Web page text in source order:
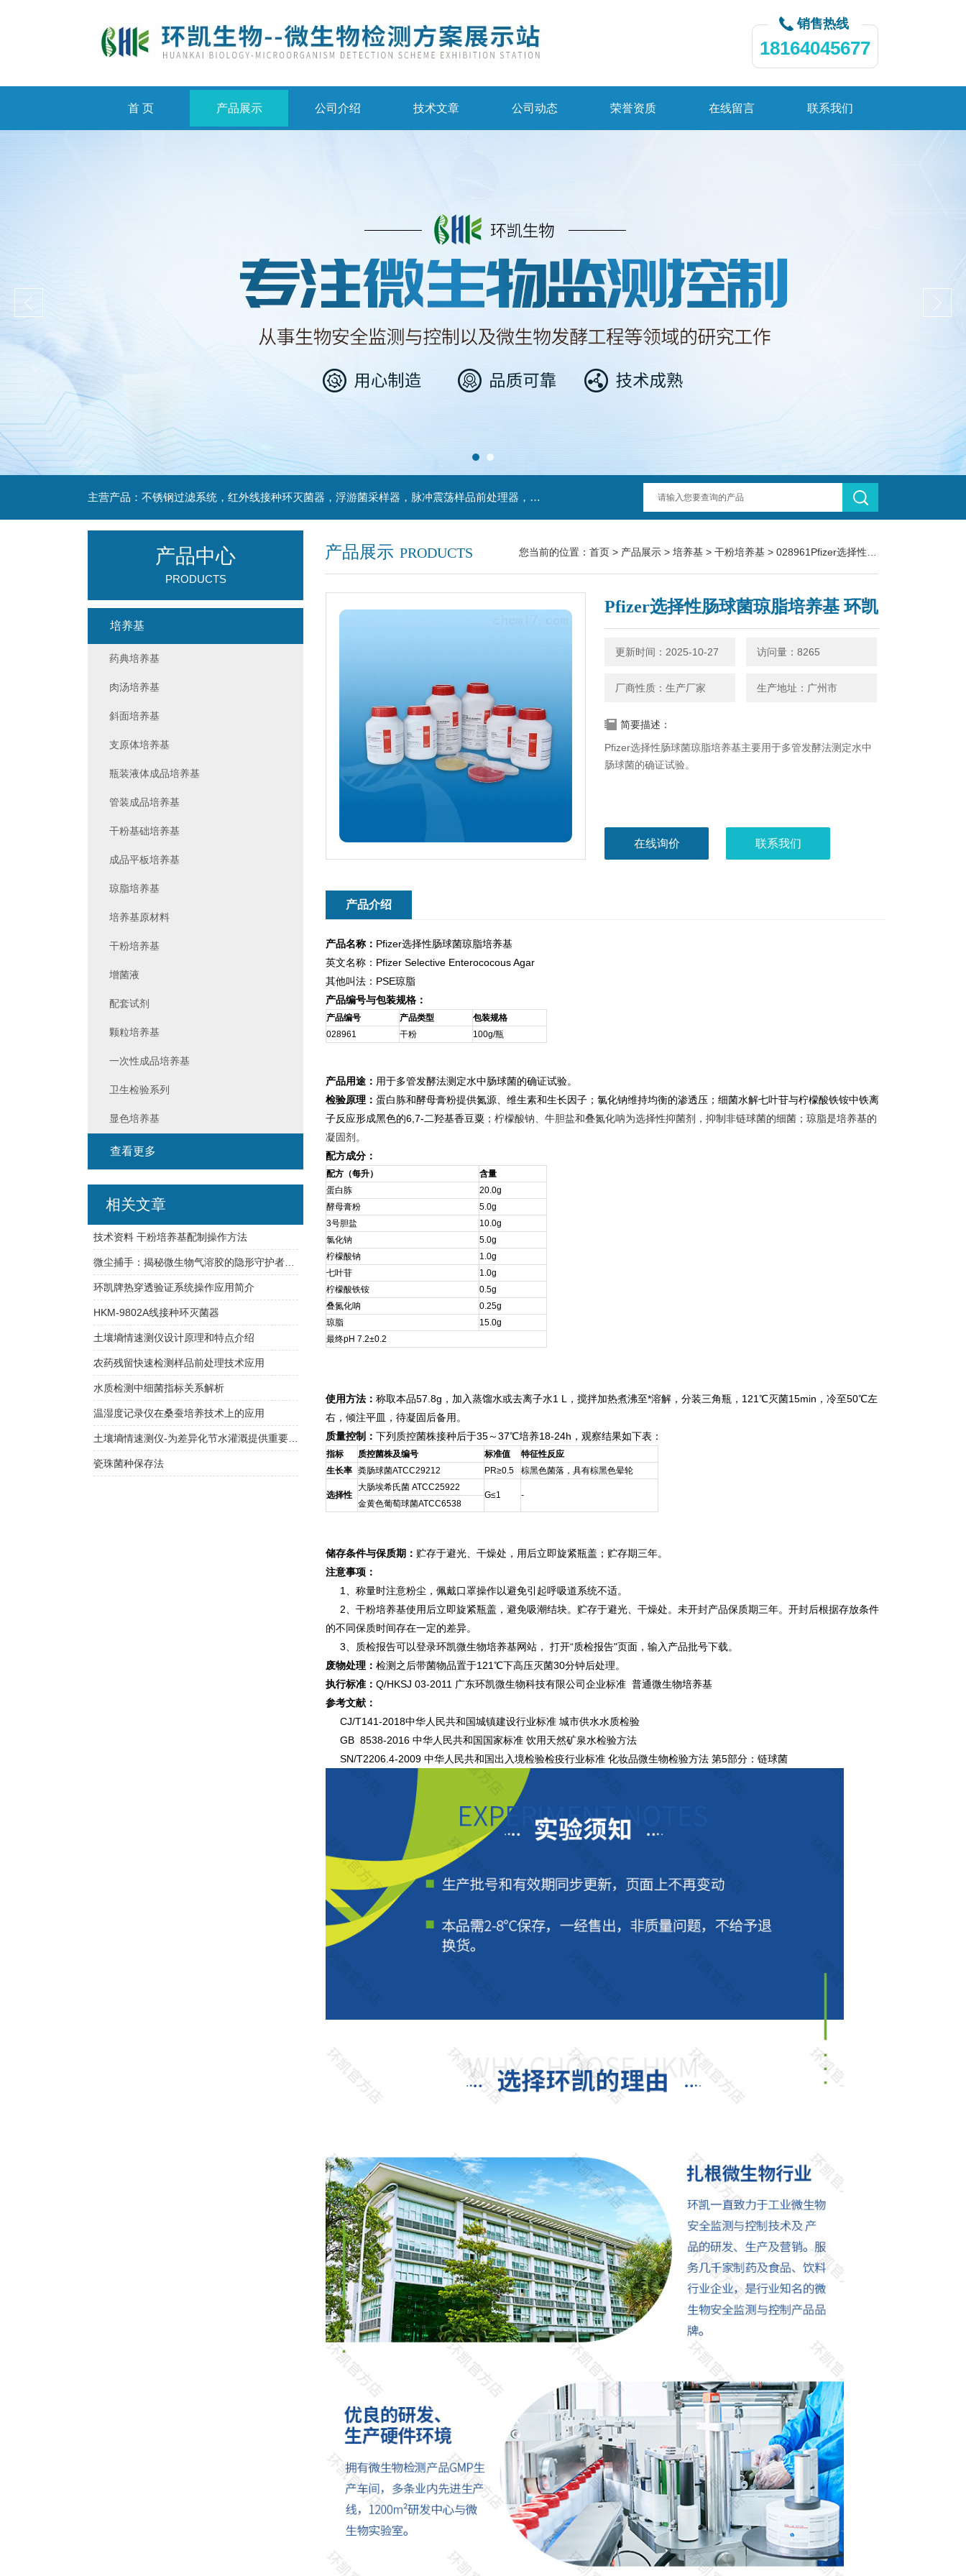
销售热线
18164045677
首 页 产品展示 公司介绍 技术文章 公司动态 荣誉资质 在线留言 联系我们
主营产品：不锈钢过滤系统，红外线接种环灭菌器，浮游菌采样器，脉冲震荡样品前处理器，数字化智能电热鼓风干燥箱，数字化智能电热恒温培养箱，实验室设备及环境温湿度监测系统，洁净工作台等实验设仪器设备。
产品展示 PRODUCTS 您当前的位置： 首页 > 产品展示 > 培养基 > 干粉培养基 > 028961Pfizer选择性肠球菌琼脂培养基 环凯
Pfizer选择性肠球菌琼脂培养基 环凯
更新时间：2025-10-27 访问量：8265
厂商性质：生产厂家 生产地址：广州市
简要描述：
Pfizer选择性肠球菌琼脂培养基主要用于多管发酵法测定水中
肠球菌的确证试验。
在线询价 联系我们
产品介绍
产品名称： Pfizer选择性肠球菌琼脂培养基
英文名称：Pfizer Selective Enterococous Agar
其他叫法：PSE琼脂
产品编号与包装规格：
产品编号 产品类型
包装规格
028961
干粉 100g/瓶
产品用途： 用于多管发酵法测定水中肠球菌的确证试验。
检验原理： 蛋白胨和酵母膏粉提供氮源、维生素和生长因子；氯化钠维持均衡的渗透压；细菌水解七叶苷与柠檬酸铁铵中铁离
子反应形成黑色的6,7-二羟基香豆粟 ；柠檬酸钠、牛胆盐和叠氮化呐为选择性抑菌剂，抑制非链球菌的细菌；琼脂是培养基的
凝固剂。
配方成分：
配方（每升）
含量
蛋白胨
20.0g
酵母膏粉
5.0g
3号胆盐
10.0g
氯化钠
5.0g
柠檬酸钠
1.0g
七叶苷
1.0g
柠檬酸铁铵
0.5g
叠氮化呐
0.25g
琼脂
15.0g
最终pH 7.2±0.2
使用方法： 称取本品57.8g，加入蒸馏水或去离子水1 L，搅拌加热煮沸至*溶解，分装三角瓶，121℃灭菌15min，冷至50℃左
右，倾注平皿，待凝固后备用。
质量控制： 下列质控菌株接种后于35～37℃培养18-24h，观察结果如下表：
指标 质控菌株及编号 标准值
特征性反应
生长率 粪肠球菌ATCC29212 PR≥0.5 棕黑色菌落，具有棕黑色晕轮
选择性
大肠埃希氏菌 ATCC25922
G≤1
-
金黄色葡萄球菌ATCC6538
储存条件与保质期： 贮存于避光、干燥处，用后立即旋紧瓶盖；贮存期三年。
注意事项：
1、称量时注意粉尘，佩戴口罩操作以避免引起呼吸道系统不适。
2、干粉培养基使用后立即旋紧瓶盖，避免吸潮结块。贮存于避光、干燥处。未开封产品保质期三年。开封后根据存放条件
的不同保质时间存在一定的差异。
3、质检报告可以登录环凯微生物培养基网站， 打开“质检报告"页面，输入产品批号下载。
废物处理： 检测之后带菌物品置于121℃下高压灭菌30分钟后处理。
执行标准： Q/HKSJ 03-2011 广东环凯微生物科技有限公司企业标准 普通微生物培养基
参考文献：
CJ/T141-2018中华人民共和国城镇建设行业标准 城市供水水质检验
GB 8538-2016 中华人民共和国国家标准 饮用天然矿泉水检验方法
SN/T2206.4-2009 中华人民共和国出入境检验检疫行业标准 化妆品微生物检验方法 第5部分：链球菌
产品中心
PRODUCTS
培养基
药典培养基
肉汤培养基
斜面培养基
支原体培养基
瓶装液体成品培养基
管装成品培养基
干粉基础培养基
成品平板培养基
琼脂培养基
培养基原材料
干粉培养基
增菌液
配套试剂
颗粒培养基
一次性成品培养基
卫生检验系列
显色培养基
查看更多
相关文章
技术资料 干粉培养基配制操作方法
微尘捕手：揭秘微生物气溶胶的隐形守护者——高精度采样器探秘
环凯牌热穿透验证系统操作应用简介
HKM-9802A线接种环灭菌器
土壤墒情速测仪设计原理和特点介绍
农药残留快速检测样品前处理技术应用
水质检测中细菌指标关系解析
温湿度记录仪在桑蚕培养技术上的应用
土壤墒情速测仪-为差异化节水灌溉提供重要依据
瓷珠菌种保存法